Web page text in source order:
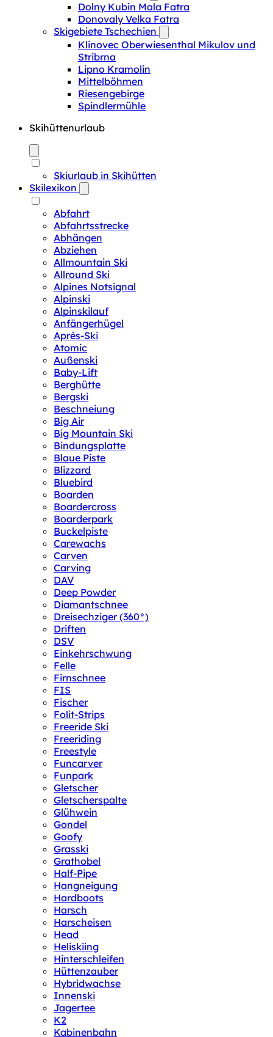
Dolny Kubin Mala Fatra
Donovaly Velka Fatra
Skigebiete Tschechien
Klinovec Oberwiesenthal Mikulov und
Stribrna
Lipno Kramolin
Mittelböhmen
Riesengebirge
Spindlermühle
Skihüttenurlaub
Skiurlaub in Skihütten
Skilexikon
Abfahrt
Abfahrtsstrecke
Abhängen
Abziehen
Allmountain Ski
Allround Ski
Alpines Notsignal
Alpinski
Alpinskilauf
Anfängerhügel
Après-Ski
Atomic
Außenski
Baby-Lift
Berghütte
Bergski
Beschneiung
Big Air
Big Mountain Ski
Bindungsplatte
Blaue Piste
Blizzard
Bluebird
Boarden
Boardercross
Boarderpark
Buckelpiste
Carewachs
Carven
Carving
DAV
Deep Powder
Diamantschnee
Dreisechziger (360°)
Driften
DSV
Einkehrschwung
Felle
Firnschnee
FIS
Fischer
Folit-Strips
Freeride Ski
Freeriding
Freestyle
Funcarver
Funpark
Gletscher
Gletscherspalte
Glühwein
Gondel
Goofy
Grasski
Grathobel
Half-Pipe
Hangneigung
Hardboots
Harsch
Harscheisen
Head
Heliskiing
Hinterschleifen
Hüttenzauber
Hybridwachse
Innenski
Jagertee
K2
Kabinenbahn